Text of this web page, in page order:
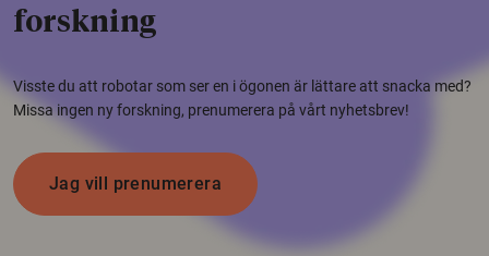
forskning
Visste du att robotar som ser en i ögonen är lättare att snacka med?
Missa ingen ny forskning, prenumerera på vårt nyhetsbrev!
Jag vill prenumerera